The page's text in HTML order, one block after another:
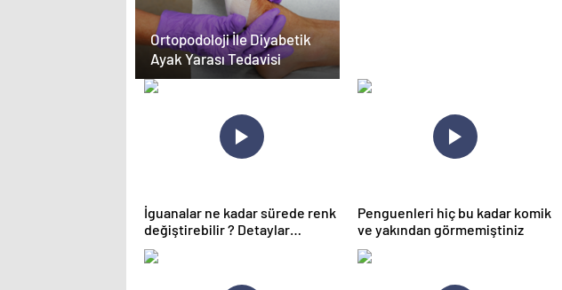
Ortopodoloji İle Diyabetik
Ayak Yarası Tedavisi
İguanalar ne kadar sürede renk
değiştirebilir ? Detaylar
burada…
Penguenleri hiç bu kadar komik
ve yakından görmemiştiniz